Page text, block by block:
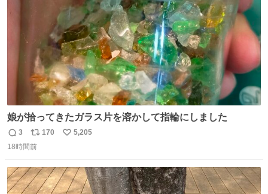
娘が拾ってきたガラス片を溶かして指輪にしました
返
信
3
リ
ポ
ト
数
170
い
数
5,205
18時間前